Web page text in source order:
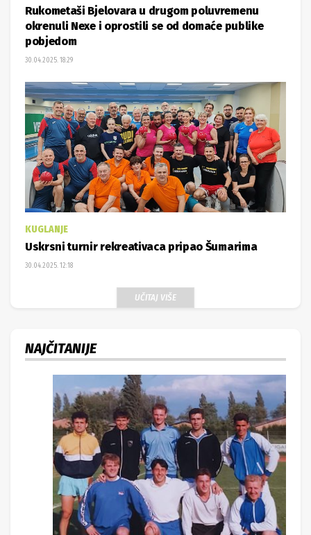
Rukometaši Bjelovara u drugom poluvremenu
okrenuli Nexe i oprostili se od domaće publike
pobjedom
30.04.2025. 18:29
KUGLANJE
Uskrsni turnir rekreativaca pripao Šumarima
30.04.2025. 12:18
UČITAJ VIŠE
NAJČITANIJE